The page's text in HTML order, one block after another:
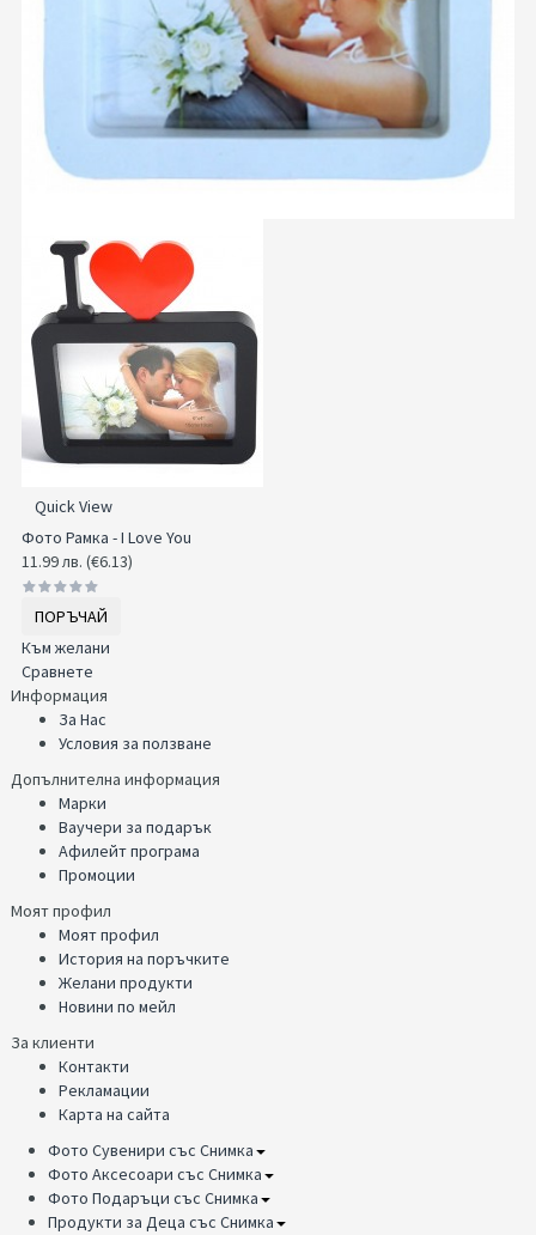
Quick View
Фото Рамка - I Love You
11.99 лв. (€6.13)
ПОРЪЧАЙ
Към желани
Сравнете
Информация
За Нас
Условия за ползване
Допълнителна информация
Марки
Ваучери за подарък
Афилейт програма
Промоции
Моят профил
Моят профил
История на поръчките
Желани продукти
Новини по мейл
За клиенти
Контакти
Рекламации
Карта на сайта
Фото Сувенири със Снимка
Фото Аксесоари със Снимка
Фото Подаръци със Снимка
Продукти за Деца със Снимка